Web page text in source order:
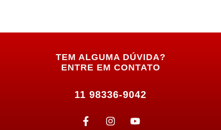
TEM ALGUMA DÚVIDA?
ENTRE EM CONTATO
11 98336-9042